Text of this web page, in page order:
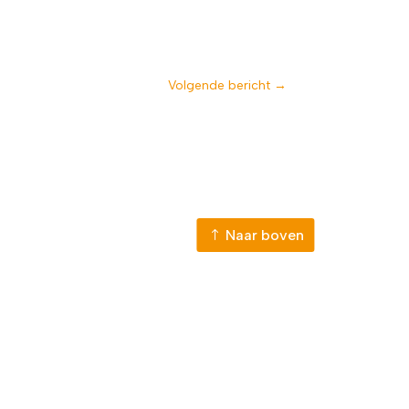
Volgende bericht→
Naar boven